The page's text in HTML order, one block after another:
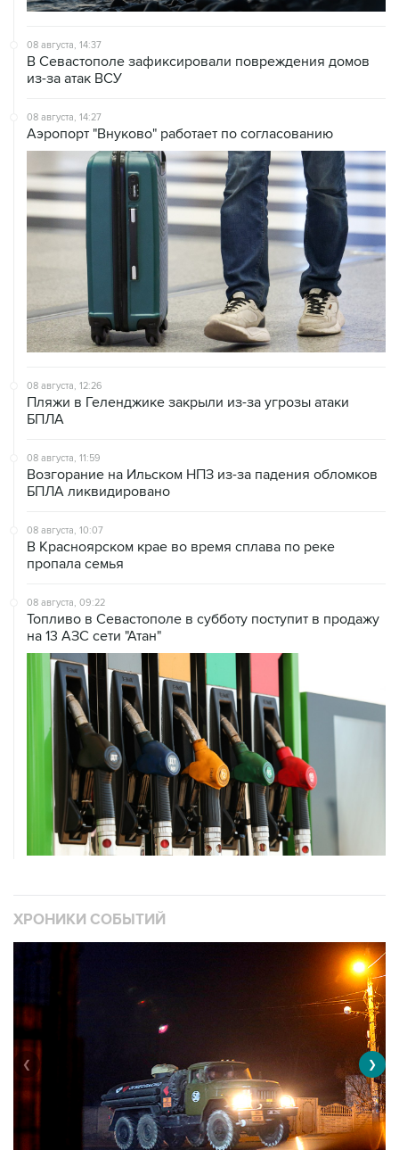
08 августа, 14:37
В Севастополе зафиксировали повреждения домов
из-за атак ВСУ
08 августа, 14:27
Аэропорт "Внуково" работает по согласованию
08 августа, 12:26
Пляжи в Геленджике закрыли из-за угрозы атаки
БПЛА
08 августа, 11:59
Возгорание на Ильском НПЗ из-за падения обломков
БПЛА ликвидировано
08 августа, 10:07
В Красноярском крае во время сплава по реке
пропала семья
08 августа, 09:22
Топливо в Севастополе в субботу поступит в продажу
на 13 АЗС сети "Атан"
ХРОНИКИ СОБЫТИЙ
❮ ❯